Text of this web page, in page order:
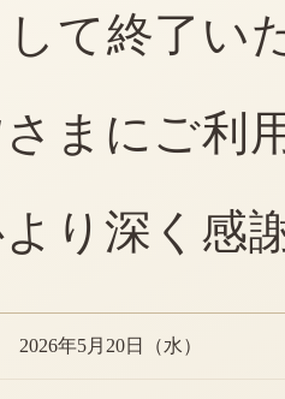
て終了い
まにご利
り深く感
2026年5月20日（水）